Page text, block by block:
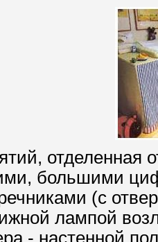
отделенная
большими
(с
лампой
- настенной